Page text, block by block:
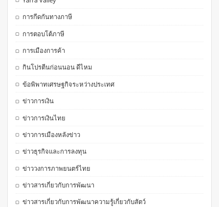
การกีดกันทางภาษี
การตอบโต้ภาษี
การเมืองการค้า
กินโปรตีนก่อนนอน ดีไหม
ข้อพิพาทเศรษฐกิจระหว่างประเทศ
ข่าวการเงิน
ข่าวการเงินไทย
ข่าวการเมืองหลังข่าว
ข่าวธุรกิจและการลงทุน
ข่าววงการภาพยนตร์ไทย
ข่าวสารเกี่ยวกับการพัฒนา
ข่าวสารเกี่ยวกับการพัฒนาความรู้เกี่ยวกับสัตว์